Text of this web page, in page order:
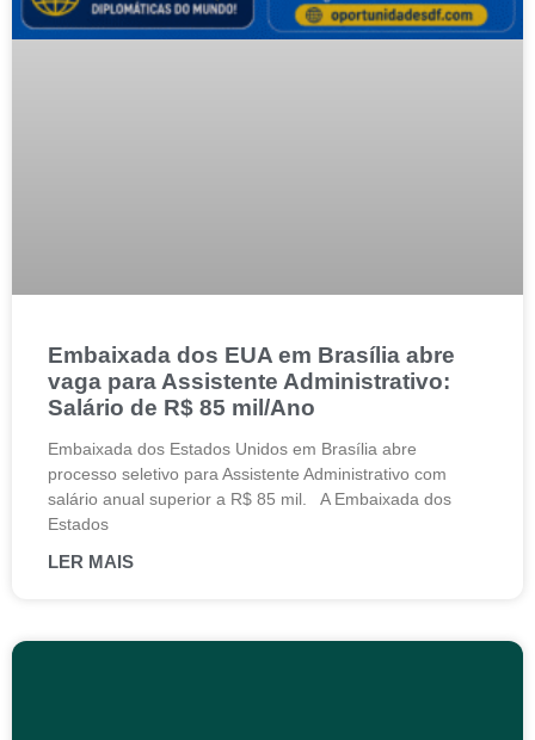
Embaixada dos EUA em Brasília abre
vaga para Assistente Administrativo:
Salário de R$ 85 mil/Ano
Embaixada dos Estados Unidos em Brasília abre
processo seletivo para Assistente Administrativo com
salário anual superior a R$ 85 mil. A Embaixada dos
Estados
LER MAIS